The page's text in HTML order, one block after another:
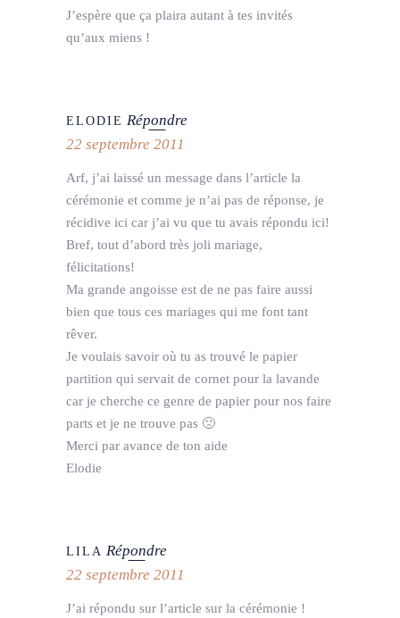
J’espère que ça plaira autant à tes invités
qu’aux miens !
ELODIE Répondre
22 septembre 2011
Arf, j’ai laissé un message dans l’article la
cérémonie et comme je n’ai pas de réponse, je
récidive ici car j’ai vu que tu avais répondu ici!
Bref, tout d’abord très joli mariage,
félicitations!
Ma grande angoisse est de ne pas faire aussi
bien que tous ces mariages qui me font tant
rêver.
Je voulais savoir où tu as trouvé le papier
partition qui servait de cornet pour la lavande
car je cherche ce genre de papier pour nos faire
parts et je ne trouve pas 🙁
Merci par avance de ton aide
Elodie
LILA Répondre
22 septembre 2011
J’ai répondu sur l’article sur la cérémonie !